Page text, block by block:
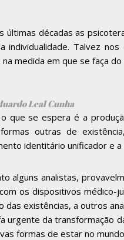
últimas décadas as
individualidade. Talvez
medida em que se faça
Leal Cunha
que se espera é a
outras de
identitário unificador e
alguns analistas,
os dispositivos médico-
das existências, a outros
urgente da transformação
formas de estar no